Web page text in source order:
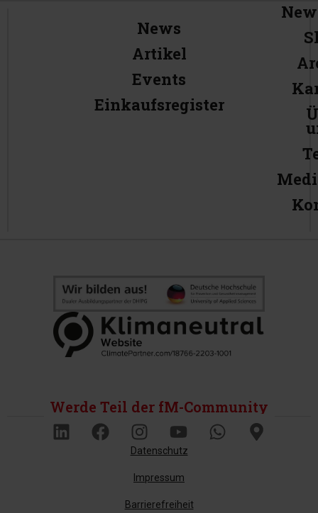
News
Artikel
Events
Einkaufsregister
Werde Teil der fM-Community
Datenschutz
Impressum
Barrierefreiheit